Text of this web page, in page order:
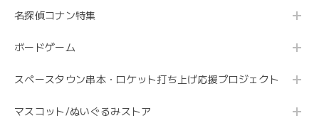
名探偵コナン特集
ボードゲーム
スペースタウン串本・ロケット打ち上げ応援プロジェクト
マスコット/ぬいぐるみストア